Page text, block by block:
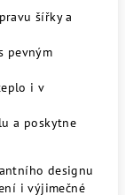
šířky a
pevným
i v
a poskytne
designu
i výjimečné